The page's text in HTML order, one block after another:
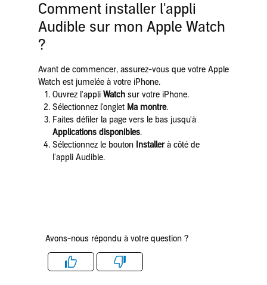
Comment installer l'appli
Audible sur mon Apple Watch
?
Avant de commencer, assurez-vous que votre Apple
Watch est jumelée à votre iPhone.
Ouvrez l'appli Watch sur votre iPhone.
Sélectionnez l'onglet Ma montre.
Faites défiler la page vers le bas jusqu'à
Applications disponibles.
Sélectionnez le bouton Installerà côté de
l'appli Audible.
Avons-nous répondu à votre question ?
Like Dislike